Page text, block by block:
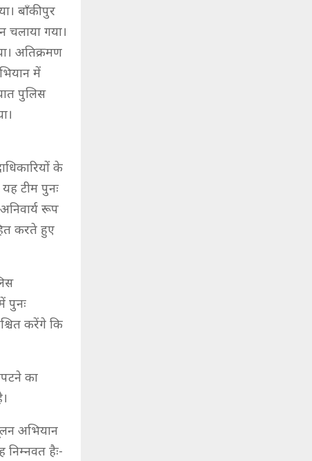
बाँकीपुर
गया।
अतिक्रमण
में
पुलिस
के
टीम पुनः
रूप
करते हुए
पुनः
करेंगे कि
का
अभियान
हैः-